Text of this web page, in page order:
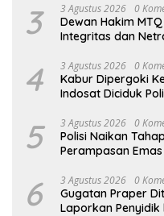
3 3 Agustus 2026 0
Dewan Hakim
Integritas dan
4 3 Agustus 2026 0
Kabur Dipergoki
Indosat Diciduk
5 3 Agustus 2026 0
Polisi Naikan
Perampasan
6 3 Agustus 2026 0
Gugatan Praper
Laporkan Penyidik